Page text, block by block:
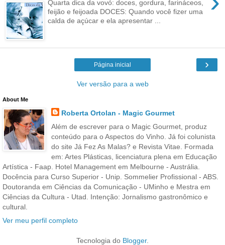
Quarta dica da vovó: doces, gordura, farináceos,
feijão e feijoada DOCES: Quando você fizer uma
calda de açúcar e ela apresentar ...
›
Página inicial
Ver versão para a web
About Me
Roberta Ortolan - Magic Gourmet
Além de escrever para o Magic Gourmet, produz
conteúdo para o Aspectos do Vinho. Já foi colunista
do site Já Fez As Malas? e Revista Vitae. Formada
em: Artes Plásticas, licenciatura plena em Educação
Artística - Faap. Hotel Management em Melbourne - Austrália.
Docência para Curso Superior - Unip. Sommelier Profissional - ABS.
Doutoranda em Ciências da Comunicação - UMinho e Mestra em
Ciências da Cultura - Utad. Intenção: Jornalismo gastronômico e
cultural.
Ver meu perfil completo
Tecnologia do Blogger.